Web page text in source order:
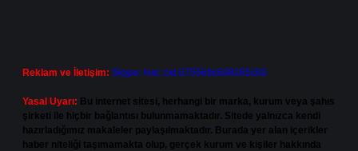
Reklam ve İletişim: Skype: live:.cid.575569c608265c69
Yasal Uyarı: Bu internet sitesi, herhangi bir marka, kurum veya şahıs
şirketi ile hiçbir bağlantısı bulunmamaktadır. Sitede yalnızca kendi
hazırladığımız makaleler paylaşılmaktadır. Burada yer alan içerikler
haber niteliği taşımamakta olup, gerçek kurum ve kişiler hakkında